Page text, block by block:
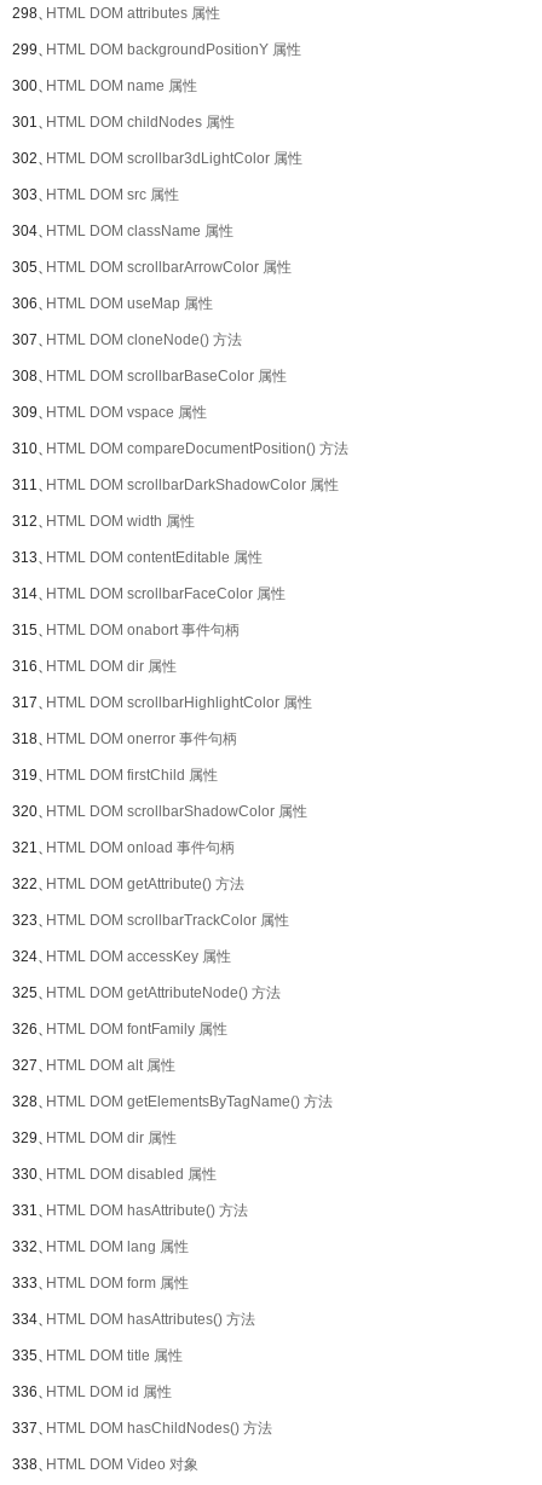
298、HTML DOM attributes 属性
299、HTML DOM backgroundPositionY 属性
300、HTML DOM name 属性
301、HTML DOM childNodes 属性
302、HTML DOM scrollbar3dLightColor 属性
303、HTML DOM src 属性
304、HTML DOM className 属性
305、HTML DOM scrollbarArrowColor 属性
306、HTML DOM useMap 属性
307、HTML DOM cloneNode() 方法
308、HTML DOM scrollbarBaseColor 属性
309、HTML DOM vspace 属性
310、HTML DOM compareDocumentPosition() 方法
311、HTML DOM scrollbarDarkShadowColor 属性
312、HTML DOM width 属性
313、HTML DOM contentEditable 属性
314、HTML DOM scrollbarFaceColor 属性
315、HTML DOM onabort 事件句柄
316、HTML DOM dir 属性
317、HTML DOM scrollbarHighlightColor 属性
318、HTML DOM onerror 事件句柄
319、HTML DOM firstChild 属性
320、HTML DOM scrollbarShadowColor 属性
321、HTML DOM onload 事件句柄
322、HTML DOM getAttribute() 方法
323、HTML DOM scrollbarTrackColor 属性
324、HTML DOM accessKey 属性
325、HTML DOM getAttributeNode() 方法
326、HTML DOM fontFamily 属性
327、HTML DOM alt 属性
328、HTML DOM getElementsByTagName() 方法
329、HTML DOM dir 属性
330、HTML DOM disabled 属性
331、HTML DOM hasAttribute() 方法
332、HTML DOM lang 属性
333、HTML DOM form 属性
334、HTML DOM hasAttributes() 方法
335、HTML DOM title 属性
336、HTML DOM id 属性
337、HTML DOM hasChildNodes() 方法
338、HTML DOM Video 对象